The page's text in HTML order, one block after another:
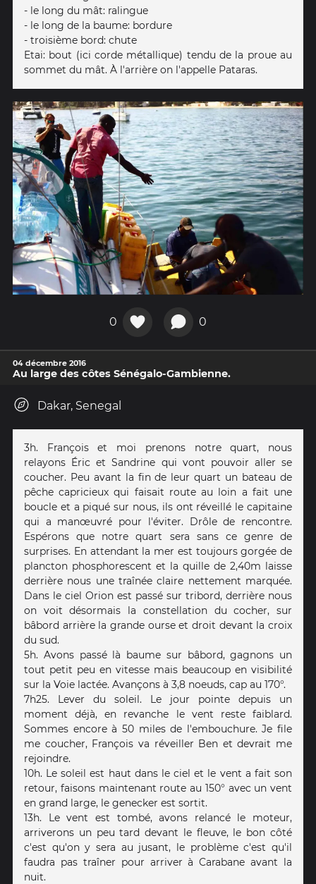
- le long du mât: ralingue
- le long de la baume: bordure
- troisième bord: chute
Etai: bout (ici corde métallique) tendu de la proue au
sommet du mât. À l'arrière on l'appelle Pataras.
0 0
04 décembre 2016
Au large des côtes Sénégalo-Gambienne.
Dakar, Senegal
3h. François et moi prenons notre quart, nous
relayons Éric et Sandrine qui vont pouvoir aller se
coucher. Peu avant la fin de leur quart un bateau de
pêche capricieux qui faisait route au loin a fait une
boucle et a piqué sur nous, ils ont réveillé le capitaine
qui a manœuvré pour l'éviter. Drôle de rencontre.
Espérons que notre quart sera sans ce genre de
surprises. En attendant la mer est toujours gorgée de
plancton phosphorescent et la quille de 2,40m laisse
derrière nous une traînée claire nettement marquée.
Dans le ciel Orion est passé sur tribord, derrière nous
on voit désormais la constellation du cocher, sur
bâbord arrière la grande ourse et droit devant la croix
du sud.
5h. Avons passé là baume sur bâbord, gagnons un
tout petit peu en vitesse mais beaucoup en visibilité
sur la Voie lactée. Avançons à 3,8 noeuds, cap au 170°.
7h25. Lever du soleil. Le jour pointe depuis un
moment déjà, en revanche le vent reste faiblard.
Sommes encore à 50 miles de l'embouchure. Je file
me coucher, François va réveiller Ben et devrait me
rejoindre.
10h. Le soleil est haut dans le ciel et le vent a fait son
retour, faisons maintenant route au 150° avec un vent
en grand large, le genecker est sortit.
13h. Le vent est tombé, avons relancé le moteur,
arriverons un peu tard devant le fleuve, le bon côté
c'est qu'on y sera au jusant, le problème c'est qu'il
faudra pas traîner pour arriver à Carabane avant la
nuit.